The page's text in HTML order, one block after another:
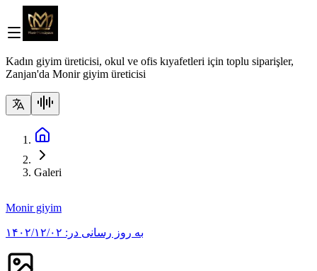
Kadın giyim üreticisi, okul ve ofis kıyafetleri için toplu siparişler,
Zanjan'da Monir giyim üreticisi
Galeri
Monir giyim
به روز رسانی در: ۱۴۰۲/۱۲/۰۲